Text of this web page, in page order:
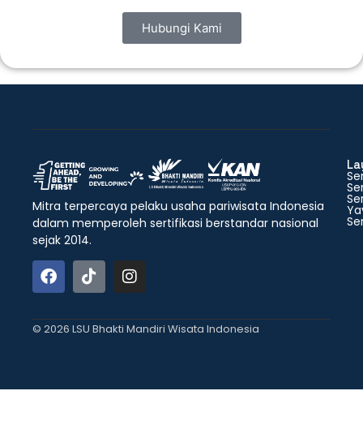
Hubungi Kami
Mitra terpercaya pelaku usaha pariwisata Indonesia
dalam memperoleh sertifikasi berstandar nasional
sejak 2014.
© 2026 LSU Bhakti Mandiri Wisata Indonesia